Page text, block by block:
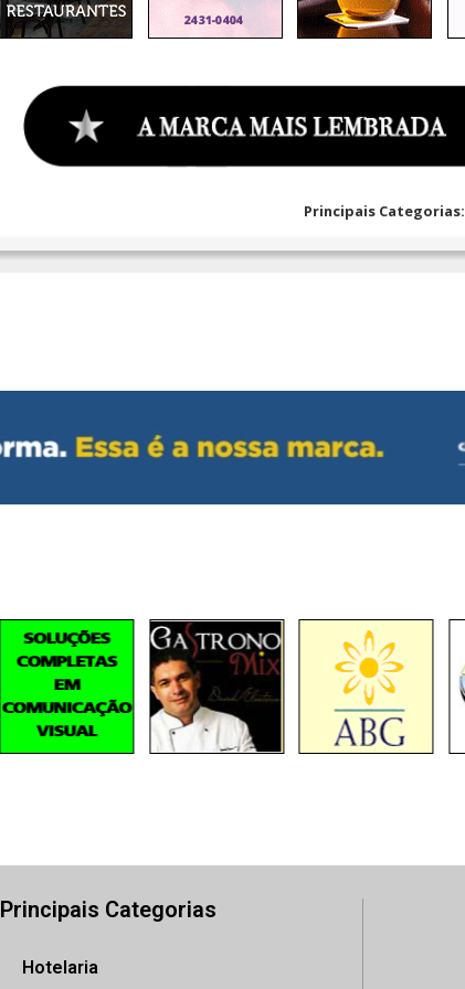
Principais Categorias:
Principais Categorias
Hotelaria